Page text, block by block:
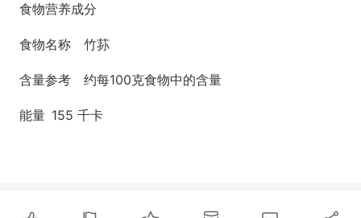
食物营养成分
食物名称 竹荪
含量参考 约每100克食物中的含量
能量 155 千卡